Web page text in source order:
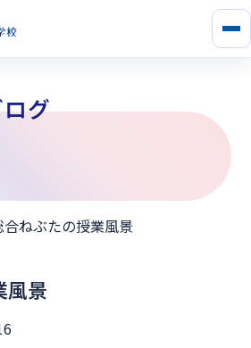
メ
ニ
く
グ
合ねぶたの授業風景
風景